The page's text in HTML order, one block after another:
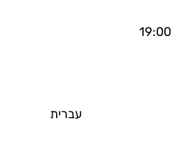
19:00
עברית